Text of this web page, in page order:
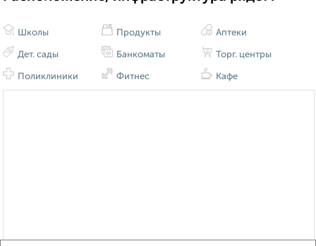
Школы
Дет. сады
Поликлиники
Продукты
Банкоматы
Фитнес
Аптеки
Торг. центры
Кафе